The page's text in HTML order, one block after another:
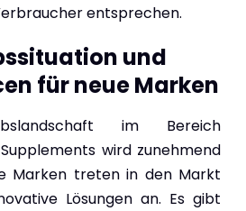
entsprechen.
und
für neue Marken
im Bereich
wird zunehmend
Marken treten in den Markt
Lösungen an. Es gibt